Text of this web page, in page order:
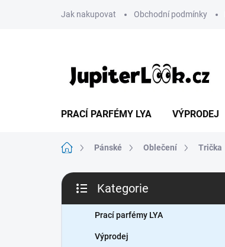
Jak nakupovat Obchodní podmínky
PRACÍ PARFÉMY LYA VÝPRODEJ
Domů Pánské Oblečení Trička
P
s
kategorie
Kategorie
Prací parfémy LYA
Výprodej